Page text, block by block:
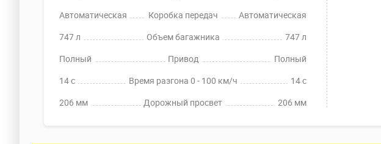
Автоматическая
Коробка передач
Автоматическая
747 л
Объем багажника
747 л
Полный
Привод
Полный
14 c
Время разгона 0 - 100 км/ч
14 c
206 мм
Дорожный просвет 206 мм